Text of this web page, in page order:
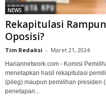
NEWS
Rekapitulasi
Oposisi?
Tim Redaksi - Maret 21, 2024
Hariannetwork.com - Komisi
menetapkan hasil rekapitulasi
(pileg) maupun pemilihan presiden
penetapan...